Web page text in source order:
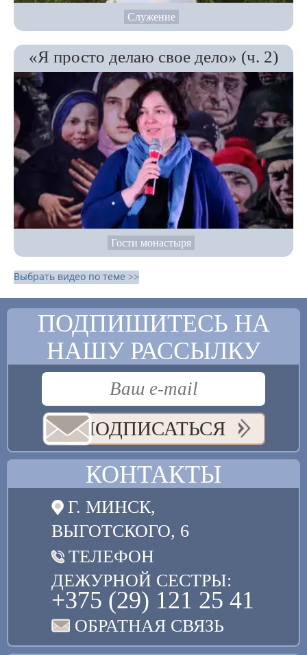
Служение
«Я просто делаю свое дело» (ч. 2)
Гости монастыря
Выбрать видео по теме >>
ПОДПИШИТЕСЬ НА
НАШУ РАССЫЛКУ
ПОДПИСАТЬСЯ
КОНТАКТЫ
Г. МИНСК,
ВЫГОТСКОГО, 6
ТЕЛЕФОН
ДЕЖУРНОЙ СЕСТРЫ:
+375 (29) 121 25 41
ОБРАТНАЯ СВЯЗЬ